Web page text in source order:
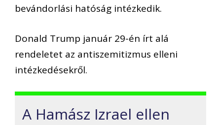
bevándorlási hatóság intézkedik.
Donald Trump január 29-én írt alá
rendeletet az antiszemitizmus elleni
intézkedésekről.
A Hamász Izrael ellen